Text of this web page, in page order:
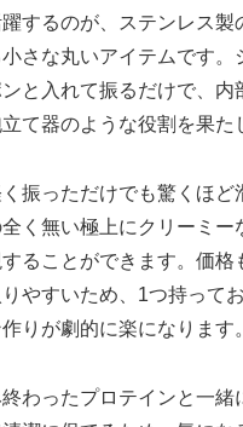
するのが、ステンレス製
さな丸いアイテムです。
と入れて振るだけで、内
て器のような役割を果た
振っただけでも驚くほど
く無い極上にクリーミー
ることができます。価格
やすいため、1つ持って
りが劇的に楽になります。
わったプロテインと一緒